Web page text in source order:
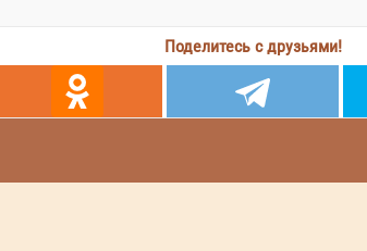
Поделитесь с друзьями!